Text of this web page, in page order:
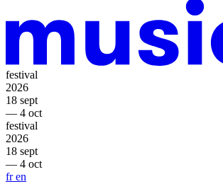
festival
2026
18 sept
— 4 oct
festival
2026
18 sept
— 4 oct
fren